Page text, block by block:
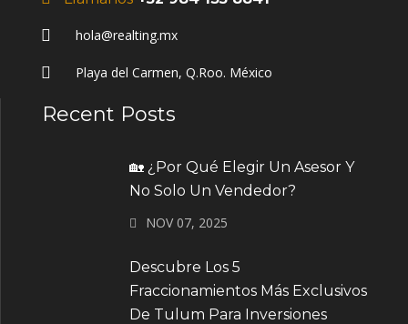
hola@realting.mx
Playa del Carmen, Q.Roo. México
Recent Posts
🏡 ¿Por Qué Elegir Un Asesor Y
No Solo Un Vendedor?
NOV 07, 2025
Descubre Los 5
Fraccionamientos Más Exclusivos
De Tulum Para Inversiones